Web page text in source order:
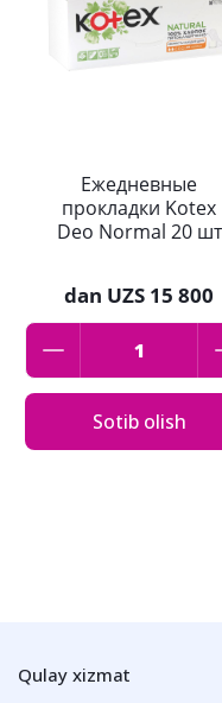
Ежедневные
прокладки Kotex
Deo Normal 20 шт
dan UZS 15 800
Sotib olish
Qulay xizmat